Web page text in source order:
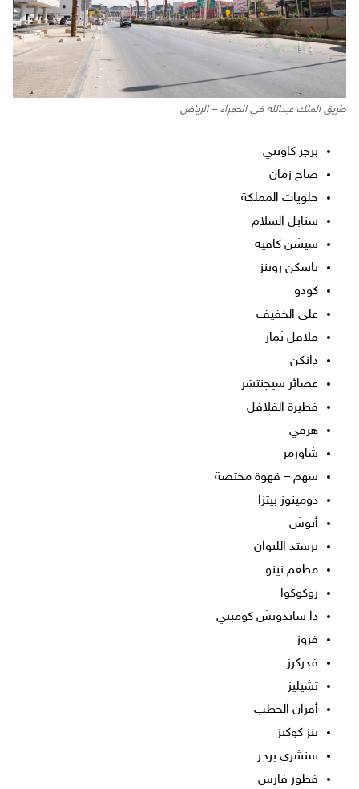
طريق الملك عبدالله في الحمراء – الرياض
برجر كاونتي
صاج زمان
حلويات المملكة
سنابل السلام
سيشن كافيه
باسكن روبنز
كودو
على الخفيف
فلافل ثمار
دانكن
عصائر سيجنتشر
فطيرة الفلافل
هرفي
شاورمر
سهم – قهوة مختصة
دومينوز بيتزا
أنوش
برستد الليوان
مطعم نينو
روكوكوا
ذا ساندوتش كومبني
فروز
فدركرز
تشيليز
أفران الحطب
بنز كوكيز
سنشري برجر
فطور فارس